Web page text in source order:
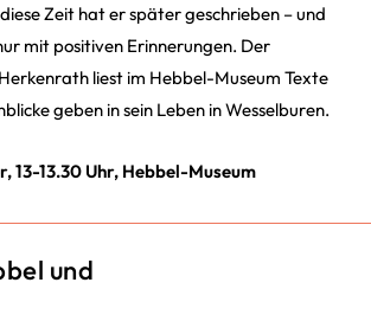
Zeit hat er später geschrieben – und
mit positiven Erinnerungen. Der
liest im Hebbel-Museum Texte
geben in sein Leben in Wesselburen.
13-13.30 Uhr, Hebbel-Museum
und